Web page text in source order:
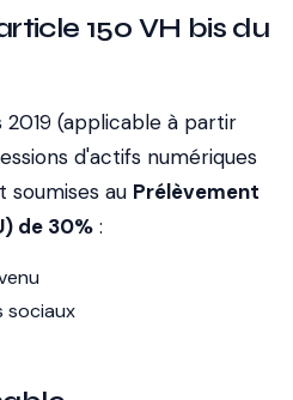
150 VH bis du
2019 (applicable à partir
d'actifs numériques
soumises au Prélèvement
de 30% :
sociaux